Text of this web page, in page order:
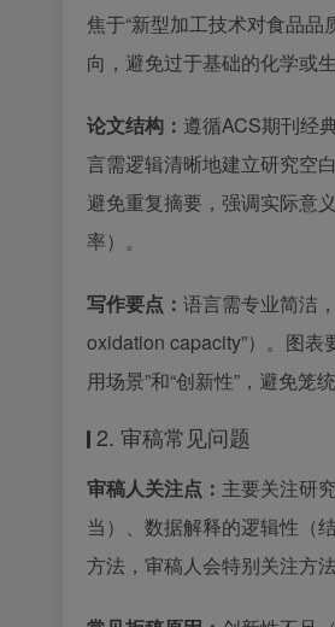
焦于“新型加工技术对食品品
向，避免过于基础的化学或
论文结构： 遵循ACS期刊经
言需逻辑清晰地建立研究空
避免重复摘要，强调实际意
率）。
写作要点： 语言需专业简洁
oxidation capacity”）。图
用场景”和“创新性”，避免笼统
2. 审稿常见问题
审稿人关注点： 主要关注研
当）、数据解释的逻辑性（
方法，审稿人会特别关注方